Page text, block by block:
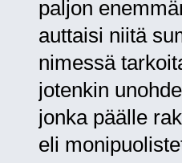
paljon
auttaisi niitä
nimessä
jotenkin
jonka päälle
eli